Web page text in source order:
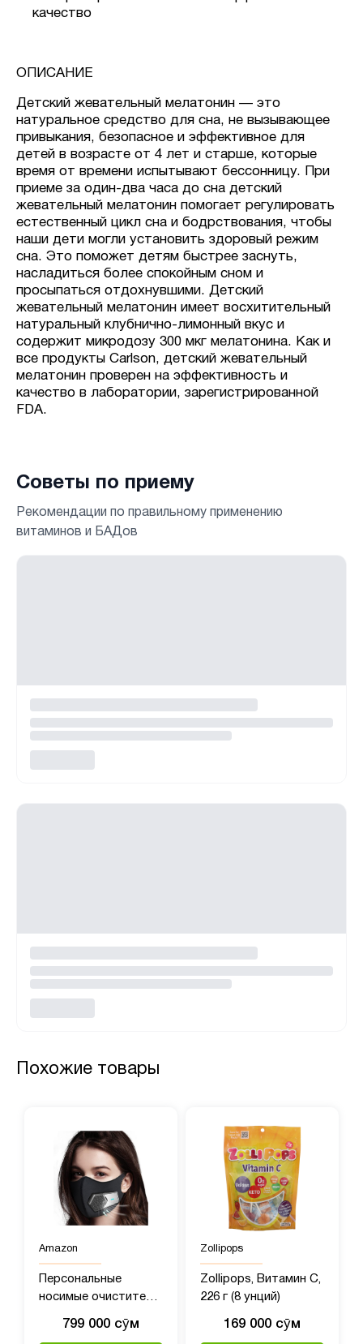
качество
ОПИСАНИЕ
Детский жевательный мелатонин — это
натуральное средство для сна, не вызывающее
привыкания, безопасное и эффективное для
детей в возрасте от 4 лет и старше, которые
время от времени испытывают бессонницу. При
приеме за один-два часа до сна детский
жевательный мелатонин помогает регулировать
естественный цикл сна и бодрствования, чтобы
наши дети могли установить здоровый режим
сна. Это поможет детям быстрее заснуть,
насладиться более спокойным сном и
просыпаться отдохнувшими. Детский
жевательный мелатонин имеет восхитительный
натуральный клубнично-лимонный вкус и
содержит микродозу 300 мкг мелатонина. Как и
все продукты Carlson, детский жевательный
мелатонин проверен на эффективность и
качество в лаборатории, зарегистрированной
FDA.
Советы по приему
Рекомендации по правильному применению
витаминов и БАДов
Похожие товары
Amazon
Персональные
носимые очистители
мини-очиститель
799 000 сӯм
Zollipops
Zollipops, Витамин C,
226 г (8 унций)
169 000 сӯм